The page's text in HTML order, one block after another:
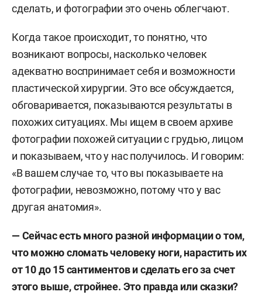
сделать, и фотографии это очень облегчают.
Когда такое происходит, то понятно, что
возникают вопросы, насколько человек
адекватно воспринимает себя и возможности
пластической хирургии. Это все обсуждается,
обговаривается, показываются результаты в
похожих ситуациях. Мы ищем в своем архиве
фотографии похожей ситуации с грудью, лицом
и показываем, что у нас получилось. И говорим:
«В вашем случае то, что вы показываете на
фотографии, невозможно, потому что у вас
другая анатомия».
— Сейчас есть много разной информации о том,
что можно сломать человеку ноги, нарастить их
от 10 до 15 сантиментов и сделать его за счет
этого выше, стройнее. Это правда или сказки?